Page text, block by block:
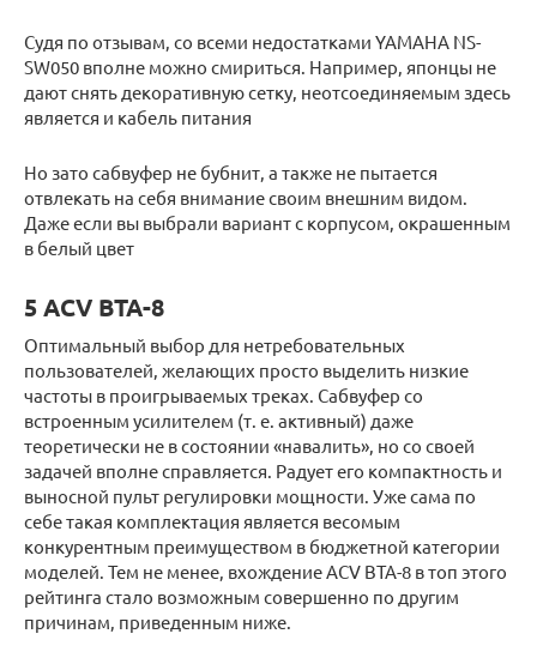
Судя по отзывам, со всеми недостатками YAMAHA NS-
SW050 вполне можно смириться. Например, японцы не
дают снять декоративную сетку, неотсоединяемым здесь
является и кабель питания
Но зато сабвуфер не бубнит, а также не пытается
отвлекать на себя внимание своим внешним видом.
Даже если вы выбрали вариант с корпусом, окрашенным
в белый цвет
5 ACV BTA-8
Оптимальный выбор для нетребовательных
пользователей, желающих просто выделить низкие
частоты в проигрываемых треках. Сабвуфер со
встроенным усилителем (т. е. активный) даже
теоретически не в состоянии «навалить», но со своей
задачей вполне справляется. Радует его компактность и
выносной пульт регулировки мощности. Уже сама по
себе такая комплектация является весомым
конкурентным преимуществом в бюджетной категории
моделей. Тем не менее, вхождение ACV BTA-8 в топ этого
рейтинга стало возможным совершенно по другим
причинам, приведенным ниже.